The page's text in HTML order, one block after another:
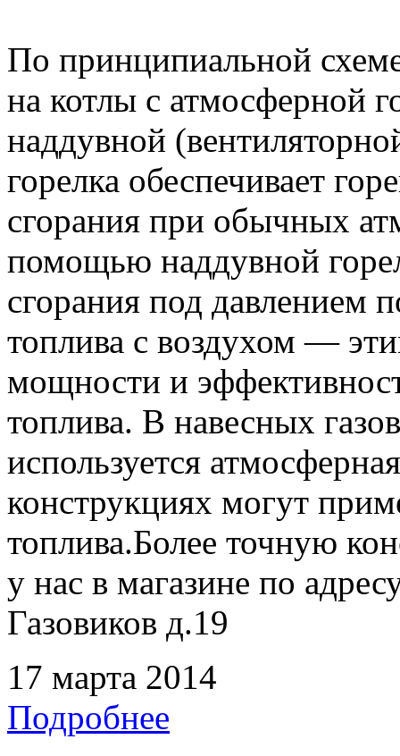
По принципиальной
на котлы с атмосферной
наддувной
горелка обеспечивает
сгорания при обычных
помощью наддувной
сгорания под давлением
топлива с воздухом —
мощности и
топлива. В навесных
используется
конструкциях могут
топлива.Более точную
у нас в магазине по
Газовиков д.19
17 марта 2014
Подробнее